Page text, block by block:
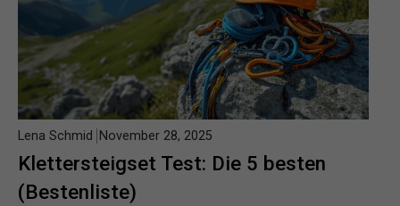
Klettersteigset Test: Die 5 besten
(Bestenliste)
Lena Schmid November 28, 2025